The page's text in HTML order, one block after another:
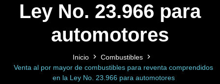
Ley No. 23.966 para
automotores
Inicio
Combustibles
Venta al por mayor de combustibles para reventa comprendidos
en la Ley No. 23.966 para automotores